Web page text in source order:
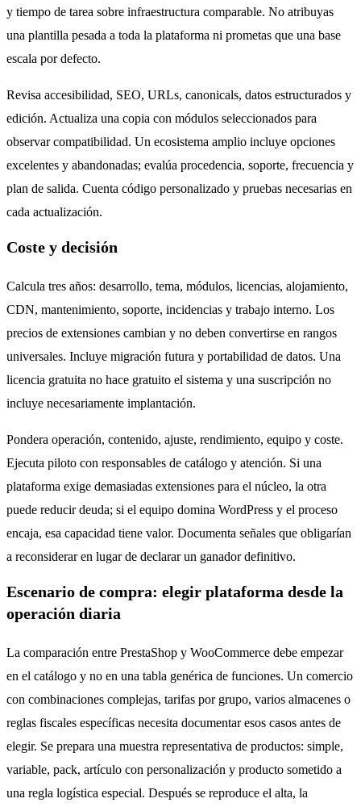
y tiempo de tarea sobre infraestructura comparable. No atribuyas
una plantilla pesada a toda la plataforma ni prometas que una base
escala por defecto.
Revisa accesibilidad, SEO, URLs, canonicals, datos estructurados y
edición. Actualiza una copia con módulos seleccionados para
observar compatibilidad. Un ecosistema amplio incluye opciones
excelentes y abandonadas; evalúa procedencia, soporte, frecuencia y
plan de salida. Cuenta código personalizado y pruebas necesarias en
cada actualización.
Coste y decisión
Calcula tres años: desarrollo, tema, módulos, licencias, alojamiento,
CDN, mantenimiento, soporte, incidencias y trabajo interno. Los
precios de extensiones cambian y no deben convertirse en rangos
universales. Incluye migración futura y portabilidad de datos. Una
licencia gratuita no hace gratuito el sistema y una suscripción no
incluye necesariamente implantación.
Pondera operación, contenido, ajuste, rendimiento, equipo y coste.
Ejecuta piloto con responsables de catálogo y atención. Si una
plataforma exige demasiadas extensiones para el núcleo, la otra
puede reducir deuda; si el equipo domina WordPress y el proceso
encaja, esa capacidad tiene valor. Documenta señales que obligarían
a reconsiderar en lugar de declarar un ganador definitivo.
Escenario de compra: elegir plataforma desde la
operación diaria
La comparación entre PrestaShop y WooCommerce debe empezar
en el catálogo y no en una tabla genérica de funciones. Un comercio
con combinaciones complejas, tarifas por grupo, varios almacenes o
reglas fiscales específicas necesita documentar esos casos antes de
elegir. Se prepara una muestra representativa de productos: simple,
variable, pack, artículo con personalización y producto sometido a
una regla logística especial. Después se reproduce el alta, la